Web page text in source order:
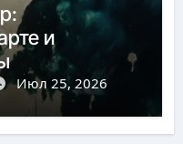
и
Июл 25, 2026